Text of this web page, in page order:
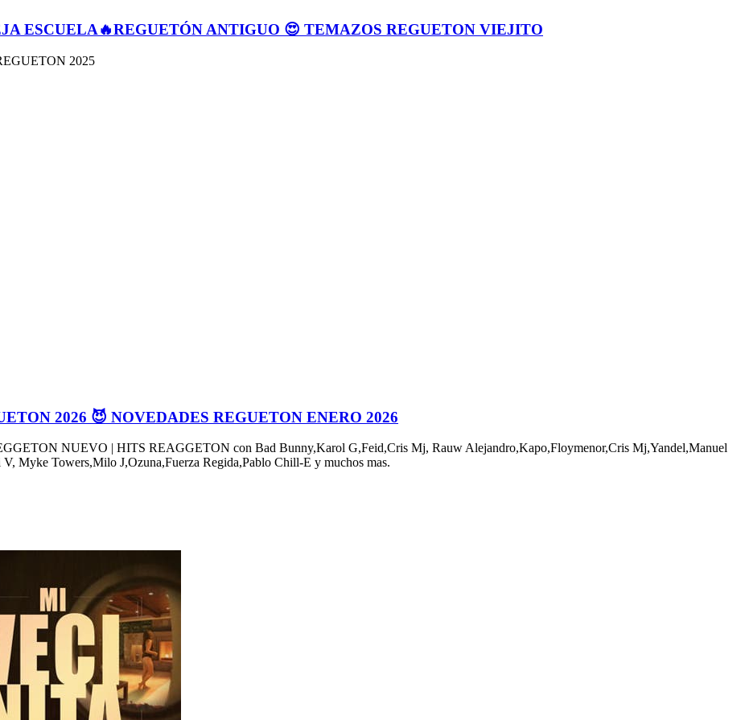
ESCUELA🔥REGUETÓN ANTIGUO 😍 TEMAZOS REGUETON VIEJITO
2025
2026 😈 NOVEDADES REGUETON ENERO 2026
NUEVO | HITS REAGGETON con Bad Bunny,Karol G,Feid,Cris Mj, Rauw Alejandro,Kapo,Floymenor,Cris Mj,Yandel,Manuel
Myke Towers,Milo J,Ozuna,Fuerza Regida,Pablo Chill-E y muchos mas.